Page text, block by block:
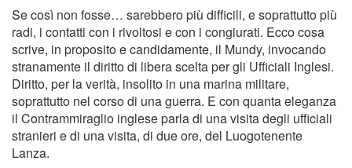
Se così non fosse… sarebbero più difﬁcili, e soprattutto più
radi, i contatti con i rivoltosi e con i congiurati. Ecco cosa
scrive, in proposito e candidamente, il Mundy, invocando
stranamente il diritto di libera scelta per gli Ufﬁciali Inglesi.
Diritto, per la verità, insolito in una marina militare,
soprattutto nel corso di una guerra. E con quanta eleganza
il Contrammiraglio inglese parla di una visita degli ufﬁciali
stranieri e di una visita, di due ore, del Luogotenente
Lanza.